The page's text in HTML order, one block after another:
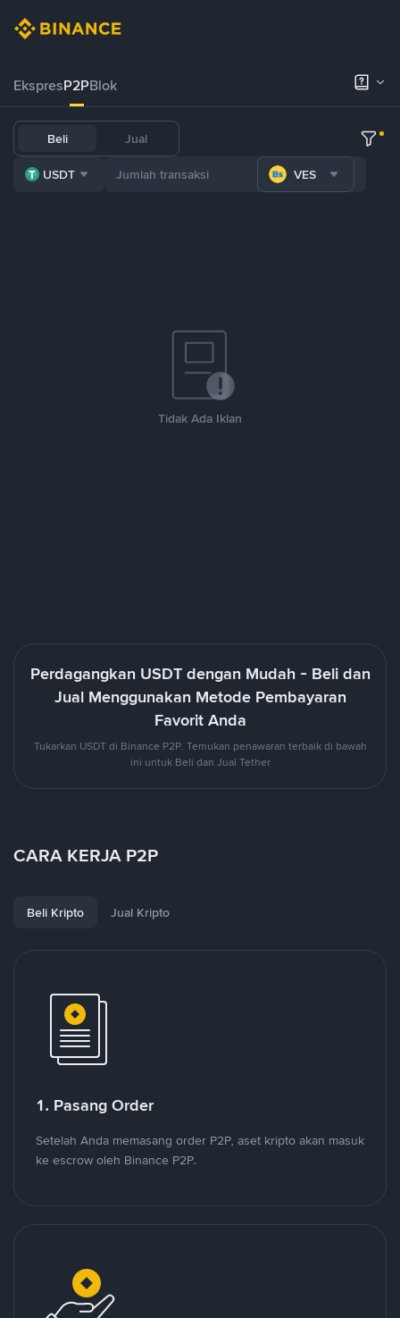
EkspresP2PBlok
Beli Jual
USDT VES
Tidak Ada Iklan
Perdagangkan USDT dengan Mudah - Beli dan
Jual Menggunakan Metode Pembayaran
Favorit Anda
Tukarkan USDT di Binance P2P. Temukan penawaran terbaik di bawah
ini untuk Beli dan Jual Tether
CARA KERJA P2P
Beli Kripto Jual Kripto
1. Pasang Order
Setelah Anda memasang order P2P, aset kripto akan masuk
ke escrow oleh Binance P2P.